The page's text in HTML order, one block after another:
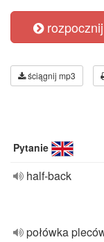
ściągnij mp3
Pytanie
half-back
połówka